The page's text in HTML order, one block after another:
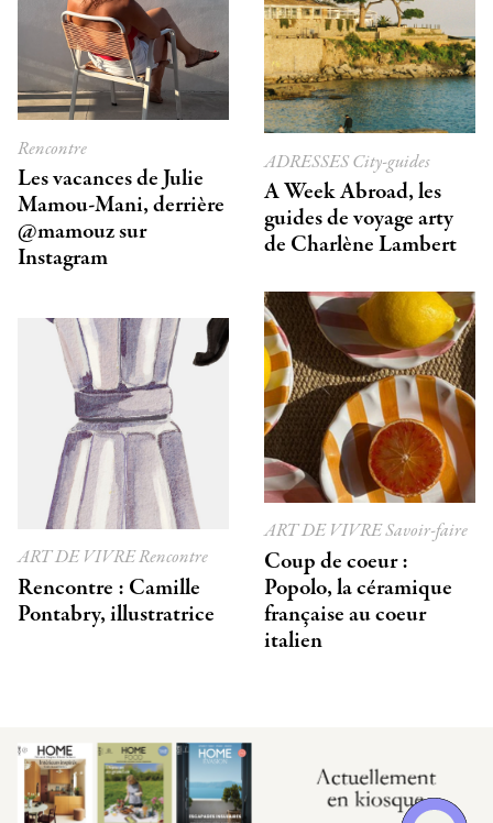
Rencontre
Les vacances de Julie
Mamou-Mani, derrière
@mamouz sur
Instagram
ADRESSESCity-guides
A Week Abroad, les
guides de voyage arty
de Charlène Lambert
ART DE VIVRERencontre
Rencontre : Camille
Pontabry, illustratrice
ART DE VIVRESavoir-faire
Coup de coeur :
Popolo, la céramique
française au coeur
italien